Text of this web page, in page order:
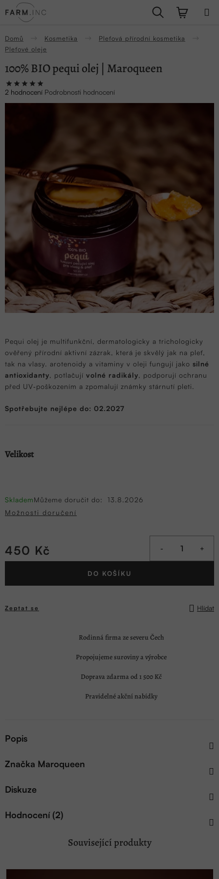
na
Hledat
Domů Kosmetika
Pleťová přírodní kosmetika
Pleťové oleje
Pequi olej je multifunkční, dermatologicky a trichologicky
ověřený přírodní aktivní zázrak, která je skvělý jak na pleť,
tak na vlasy. arotenoidy a vitaminy v oleji fungují jako silné
antioxidanty, potlačují volné radikály, podporují ochranu
před UV‑poškozením a zpomalují známky stárnutí pleti.
Spotřebujte nejlépe do: 02.2027
Velikost
SklademMůžeme doručit do:
13.8.2026
Možnosti doručení
450 Kč
Měrná
DO KOŠÍKU
Zeptat se Hlídat
100% BIO pequi olej | Maroqueen
Průměrné
hodnocení
2 hodnocení Podrobnosti hodnocení
Rodinná firma ze severu Čech
Propojujeme suroviny a výrobce
Doprava zdarma od 1 500 Kč
Pravidelné akční nabídky
Popis
Značka Maroqueen
Diskuze
Hodnocení (2)
Související produkty